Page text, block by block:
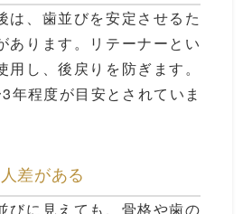
は、歯並びを安定させるた
あります。リテーナーとい
用し、後戻りを防ぎます。
年程度が目安とされていま
差がある
びに見えても、骨格や歯の